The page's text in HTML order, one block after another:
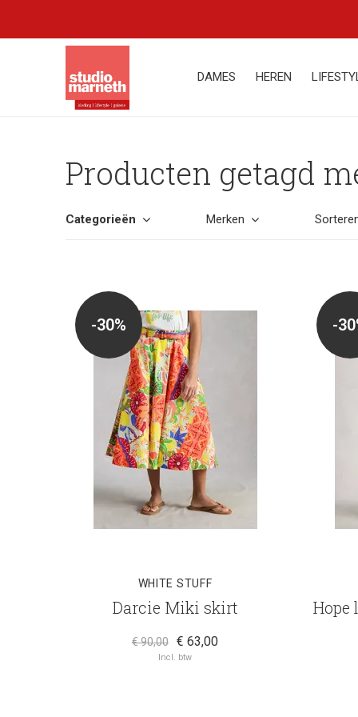
DAMES HEREN
Producten getagd
Categorieën Merken
-30%
WHITE STUFF
Darcie Miki skirt
€ 90,00 € 63,00
Incl. btw
-